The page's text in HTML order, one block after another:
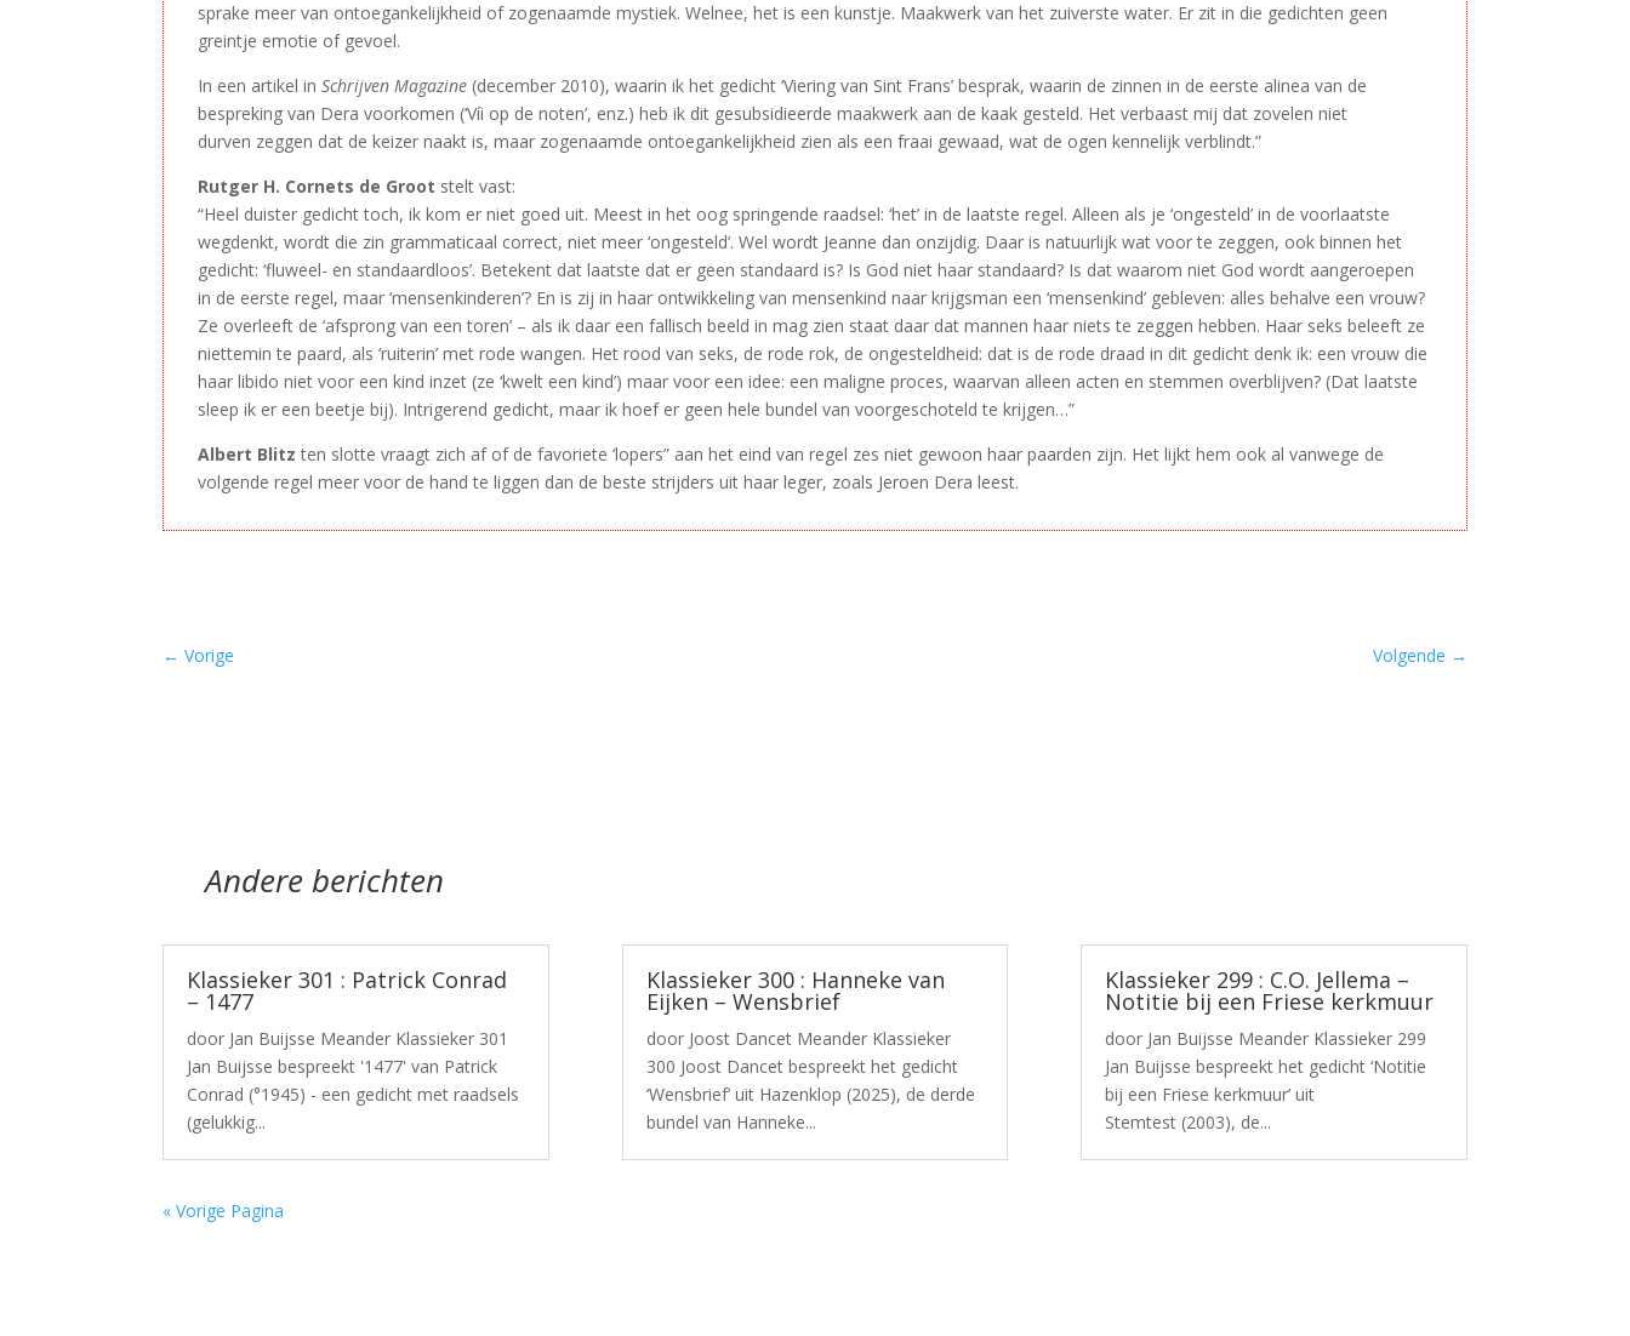
sprake meer van ontoegankelijkheid of zogenaamde mystiek. Welnee, het is een kunstje. Maakwerk van het zuiverste water. Er zit in die gedichten geen
greintje emotie of gevoel.
In een artikel inSchrijven Magazine (december 2010), waarin ik het gedicht ‘Viering van Sint Frans’ besprak, waarin de zinnen in de eerste alinea van de
bespreking van Dera voorkomen (‘Víi op de noten’, enz.) heb ik dit gesubsidieerde maakwerk aan de kaak gesteld. Het verbaast mij dat zovelen niet
durven zeggen dat de keizer naakt is, maar zogenaamde ontoegankelijkheid zien als een fraai gewaad, wat de ogen kennelijk verblindt.”
Rutger H. Cornets de Groot stelt vast:
“Heel duister gedicht toch, ik kom er niet goed uit. Meest in het oog springende raadsel: ‘het’ in de laatste regel. Alleen als je ‘ongesteld’ in de voorlaatste
wegdenkt, wordt die zin grammaticaal correct, niet meer ‘ongesteld’. Wel wordt Jeanne dan onzijdig. Daar is natuurlijk wat voor te zeggen, ook binnen het
gedicht: ‘fluweel- en standaardloos’. Betekent dat laatste dat er geen standaard is? Is God niet haar standaard? Is dat waarom niet God wordt aangeroepen
in de eerste regel, maar ‘mensenkinderen’? En is zij in haar ontwikkeling van mensenkind naar krijgsman een ‘mensenkind’ gebleven: alles behalve een vrouw?
Ze overleeft de ‘afsprong van een toren’ – als ik daar een fallisch beeld in mag zien staat daar dat mannen haar niets te zeggen hebben. Haar seks beleeft ze
niettemin te paard, als ‘ruiterin’ met rode wangen. Het rood van seks, de rode rok, de ongesteldheid: dat is de rode draad in dit gedicht denk ik: een vrouw die
haar libido niet voor een kind inzet (ze ‘kwelt een kind’) maar voor een idee: een maligne proces, waarvan alleen acten en stemmen overblijven? (Dat laatste
sleep ik er een beetje bij). Intrigerend gedicht, maar ik hoef er geen hele bundel van voorgeschoteld te krijgen…”
Albert Blitz ten slotte vraagt zich af of de favoriete ‘lopers” aan het eind van regel zes niet gewoon haar paarden zijn. Het lijkt hem ook al vanwege de
volgende regel meer voor de hand te liggen dan de beste strijders uit haar leger, zoals Jeroen Dera leest.
←Vorige Volgende →
Andere berichten
Klassieker 301 : Patrick Conrad
– 1477
door Jan Buijsse Meander Klassieker 301
Jan Buijsse bespreekt '1477' van Patrick
Conrad (°1945) - een gedicht met raadsels
(gelukkig...
Klassieker 300 : Hanneke van
Eijken – Wensbrief
door Joost Dancet Meander Klassieker
300 Joost Dancet bespreekt het gedicht
‘Wensbrief’ uit Hazenklop (2025), de derde
bundel van Hanneke...
Klassieker 299 : C.O. Jellema –
Notitie bij een Friese kerkmuur
door Jan Buijsse Meander Klassieker 299
Jan Buijsse bespreekt het gedicht ‘Notitie
bij een Friese kerkmuur’ uit
Stemtest (2003), de...
« Vorige Pagina